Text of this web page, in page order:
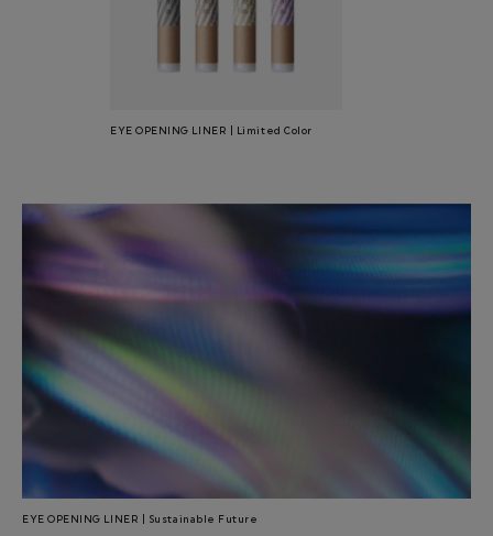
EYE OPENING LINER | Limited Color
EYE OPENING LINER | Sustainable Future